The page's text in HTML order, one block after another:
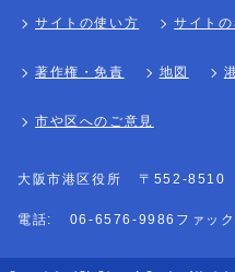
サイトの使い方 サイト
著作権・免責 地図
市や区へのご意見
大阪市港区役所 〒552-8510
電話: 06-6576-9986 ファッ